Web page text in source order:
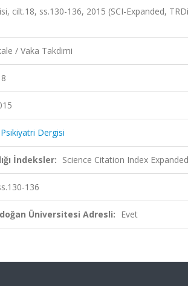
cilt.18, ss.130-136, 2015 (SCI-Expanded,
/ Vaka Takdimi
Dergisi
İndeksler: Science Citation Index
136
Üniversitesi Adresli: Evet